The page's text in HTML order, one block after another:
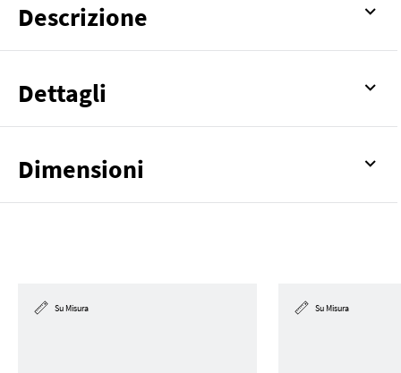
Descrizione
Dettagli
Dimensioni
Su Misura Su Misura